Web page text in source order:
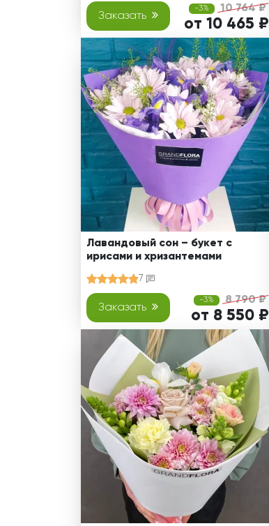
Заказать
-3% 10 764 ₽
от 10 465 ₽
Лавандовый сон – букет с
ирисами и хризантемами
7
Заказать
-3% 8 790 ₽
от 8 550 ₽